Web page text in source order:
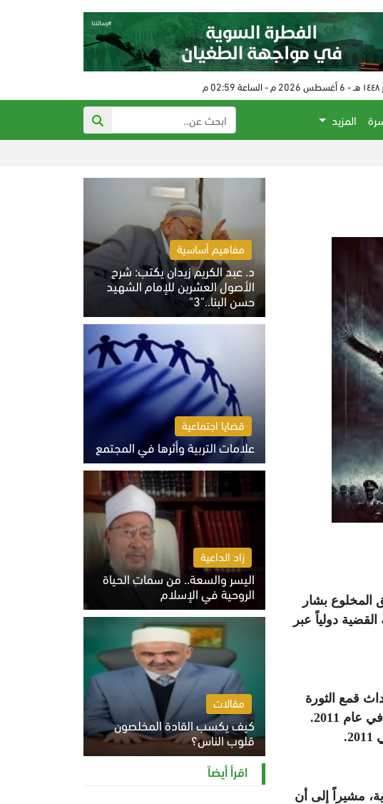
المزيد
المخلوع بشار
دولياً عبر
قمع الثورة
في مدينة درعا التي اندلعت منها شرارة الاحتجاجات ضد نظام الأسد لتمتد لاحقاً لباقي أنحاء البلاد في عام 2011.
.
مشيراً إلى أن
مفاهيم أساسية
د. عبد الكريم زيدان يكتب: شرح
الأصول العشرين للإمام الشهيد
حسن البنا.."3"
الثلاثاء 4 أغسطس 2026 01:04 م
قضايا اجتماعية
علامات التربية وأثرها في المجتمع
الثلاثاء 4 أغسطس 2026 12:50 م
زاد الداعية
اليسر والسعة.. من سمات الحياة
الروحية في الإسلام
الثلاثاء 4 أغسطس 2026 12:56 م
مقالات
كيف يكسب القادة المخلصون
قلوب الناس؟
الثلاثاء 4 أغسطس 2026 12:27 م
اقرأ أيضاً